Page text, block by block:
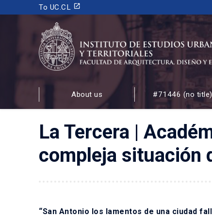
To UC.CL launch
INSTITUTO DE ESTUDIOS URBANOS
Y TERRITORIALES
FACULTAD DE ARQUITECTURA, DISEÑO Y ESTUDIOS
About us #71446 (no title)
La Tercera |
compleja situación
“San Antonio los lamentos de una ciudad